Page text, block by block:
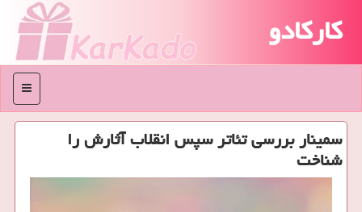
کارکادو
منو
سمینار بررسی تئاتر سپس انقلاب آثارش را
شناخت